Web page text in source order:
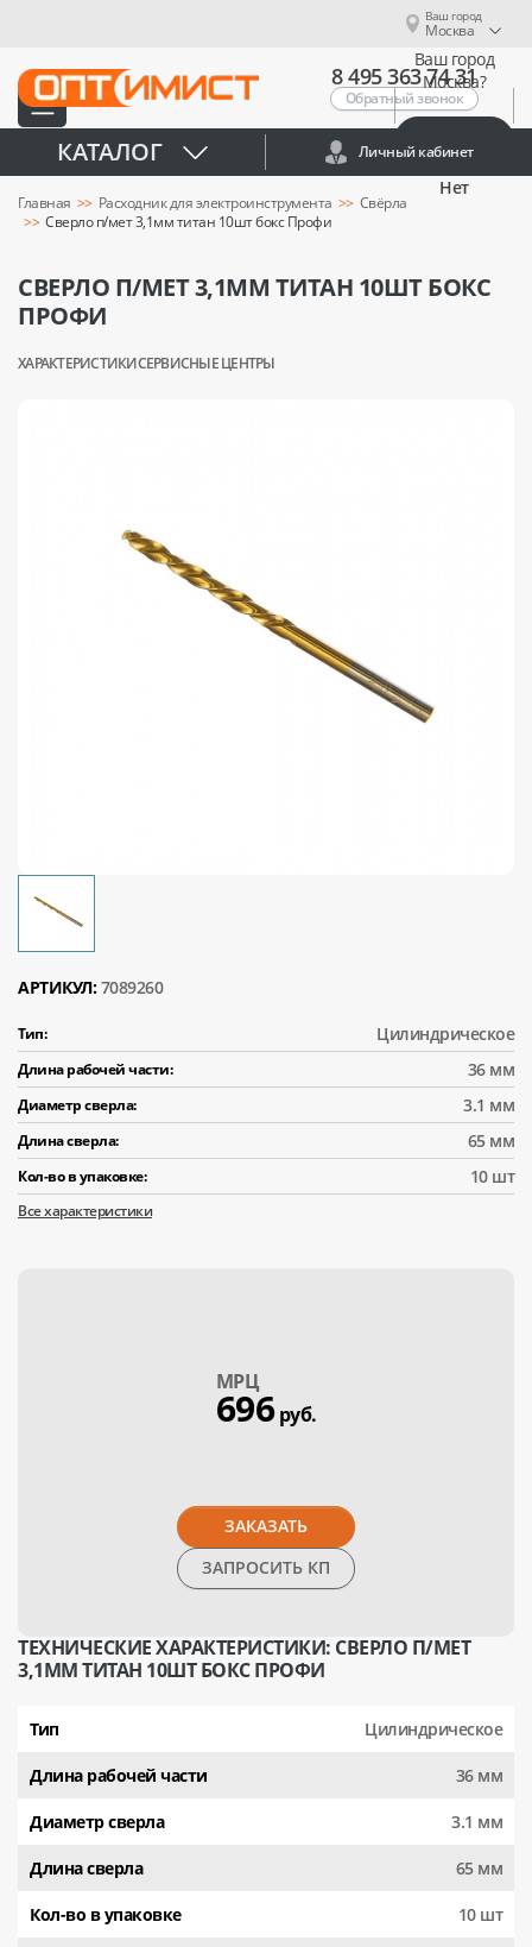
Ваш город
Москва
Ваш город
Москва?
Нет
8 495 363 74 31
Обратный звонок
КАТАЛОГ Личный кабинет
Главная Расходник для электроинструмента
Свёрла
Сверло п/мет 3,1мм титан 10шт бокс Профи
СВЕРЛО П/МЕТ 3,1ММ ТИТАН 10ШТ БОКС
ПРОФИ
ХАРАКТЕРИСТИКИСЕРВИСНЫЕ ЦЕНТРЫ
АРТИКУЛ: 7089260
Тип: Цилиндрическое
Длина рабочей части: 36 мм
Диаметр сверла: 3.1 мм
Длина сверла: 65 мм
Кол-во в упаковке: 10 шт
Все характеристики
МPЦ
696руб.
ЗАКАЗАТЬ
ЗАПРОСИТЬ КП
ТЕХНИЧЕСКИЕ ХАРАКТЕРИСТИКИ: СВЕРЛО П/МЕТ
3,1ММ ТИТАН 10ШТ БОКС ПРОФИ
Тип Цилиндрическое
Длина рабочей части 36 мм
Диаметр сверла 3.1 мм
Длина сверла 65 мм
Кол-во в упаковке 10 шт